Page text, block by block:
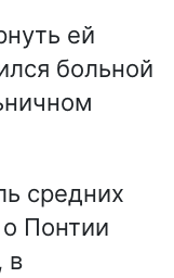
ей
больной
средних
Понтии
в